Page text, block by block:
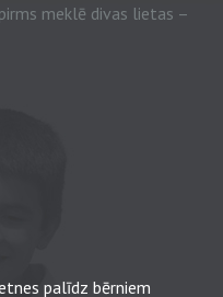
meklē divas lietas –
palīdz bērniem